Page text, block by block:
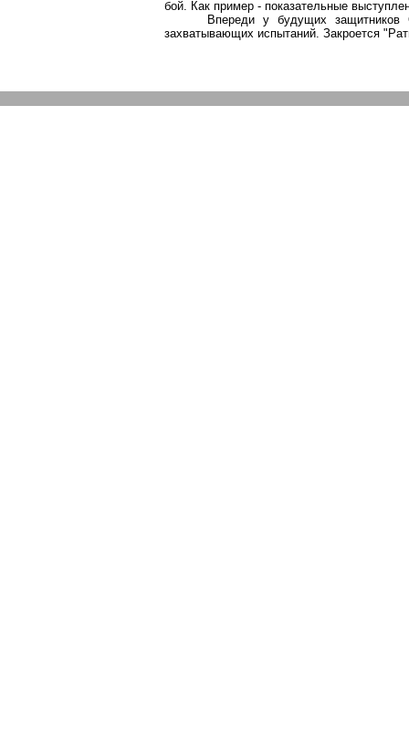
бой. Как пример - показательные
Впереди у будущих
захватывающих испытаний. Закроется